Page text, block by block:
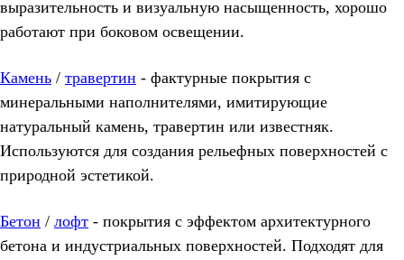
выразительность и визуальную насыщенность, хорошо
работают при боковом освещении.
Камень / травертин - фактурные покрытия с
минеральными наполнителями, имитирующие
натуральный камень, травертин или известняк.
Используются для создания рельефных поверхностей с
природной эстетикой.
Бетон / лофт - покрытия с эффектом архитектурного
бетона и индустриальных поверхностей. Подходят для